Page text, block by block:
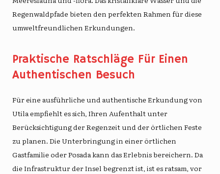
Regenwaldpfade bieten den perfekten Rahmen für diese
umweltfreundlichen Erkundungen.
Praktische Ratschläge Für Einen
Authentischen Besuch
Für eine ausführliche und authentische Erkundung von
Utila empfiehlt es sich, Ihren Aufenthalt unter
Berücksichtigung der Regenzeit und der örtlichen Feste
zu planen. Die Unterbringung in einer örtlichen
Gastfamilie oder Posada kann das Erlebnis bereichern. Da
die Infrastruktur der Insel begrenzt ist, ist es ratsam, vor